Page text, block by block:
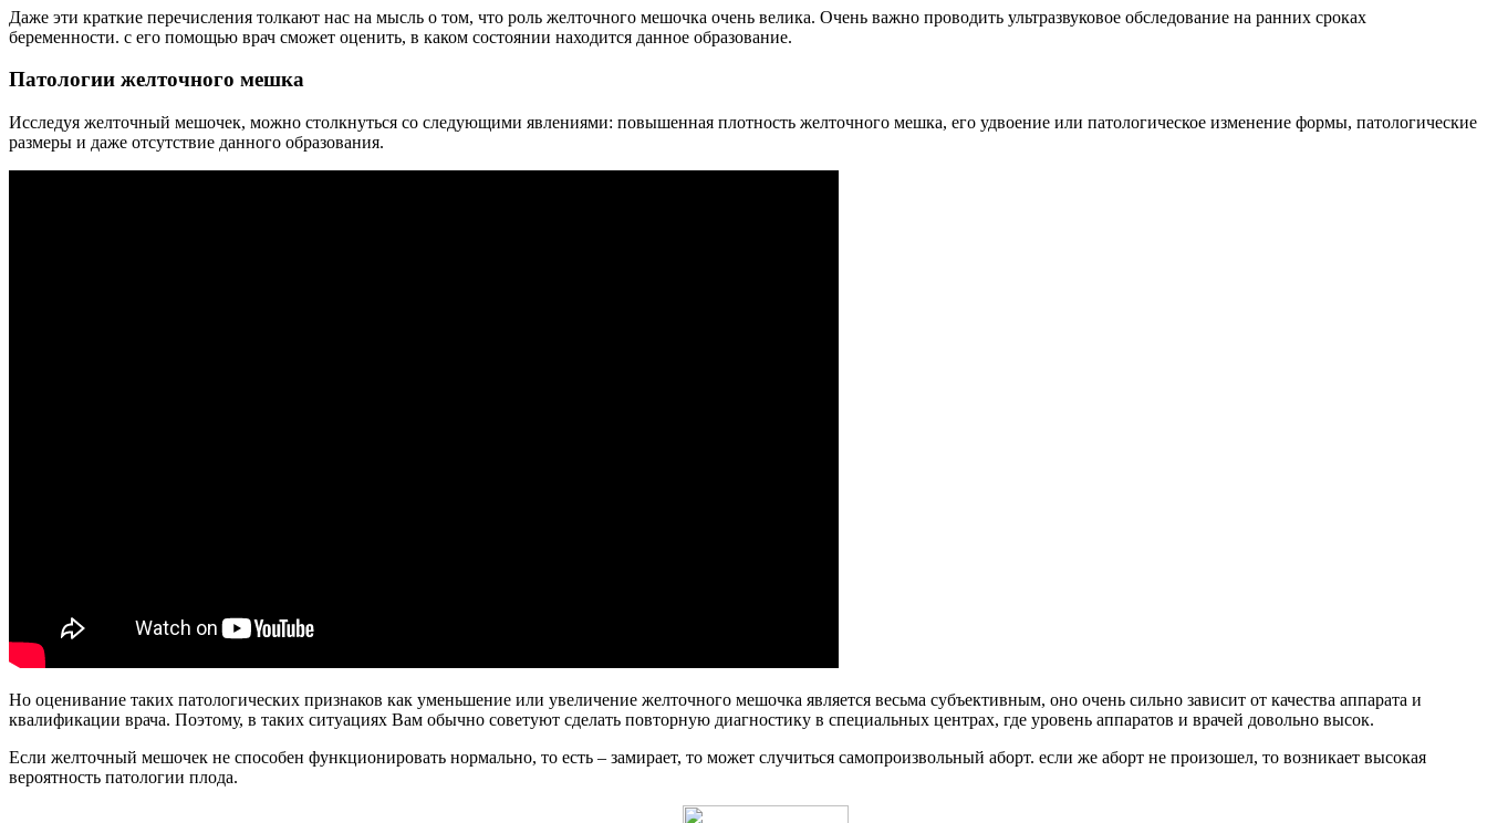
Даже эти краткие перечисления толкают нас на мысль о том, что роль желточного мешочка очень велика. Очень важно проводить ультразвуковое обследование на ранних сроках
беременности. с его помощью врач сможет оценить, в каком состоянии находится данное образование.
Патологии желточного мешка
Исследуя желточный мешочек, можно столкнуться со следующими явлениями: повышенная плотность желточного мешка, его удвоение или патологическое изменение формы, патологические
размеры и даже отсутствие данного образования.
Но оценивание таких патологических признаков как уменьшение или увеличение желточного мешочка является весьма субъективным, оно очень сильно зависит от качества аппарата и
квалификации врача. Поэтому, в таких ситуациях Вам обычно советуют сделать повторную диагностику в специальных центрах, где уровень аппаратов и врачей довольно высок.
Если желточный мешочек не способен функционировать нормально, то есть – замирает, то может случиться самопроизвольный аборт. если же аборт не произошел, то возникает высокая
вероятность патологии плода.